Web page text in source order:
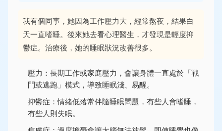
我有個同事，她因為工作壓力大，經常熬夜，結果白
天一直嗜睡。後來她去看心理醫生，才發現是輕度抑
鬱症。治療後，她的睡眠狀況改善很多。
壓力：長期工作或家庭壓力，會讓身體一直處於「戰
鬥或逃跑」模式，導致睡眠淺、易醒。
抑鬱症：情緒低落常伴隨睡眠問題，有些人會嗜睡，
有些人則失眠。